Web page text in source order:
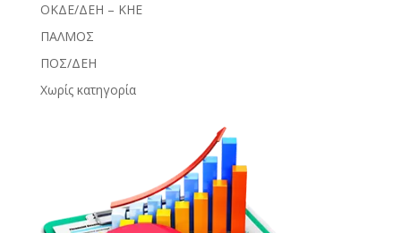
ΟΚΔΕ/ΔΕΗ – ΚΗΕ
ΠΑΛΜΟΣ
ΠΟΣ/ΔΕΗ
Χωρίς κατηγορία